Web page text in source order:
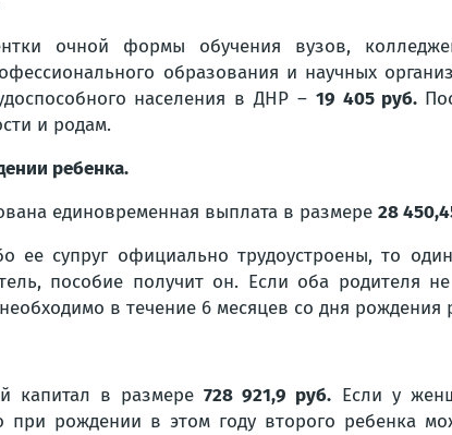
очной формы обучения вузов,
образования и научных
населения в ДНР – 19 405 руб.
и родам.
ребенка.
единовременная выплата в размере 28
ее супруг официально трудоустроены, то
пособие получит он. Если оба родителя
в течение 6 месяцев со дня рождения
капитал в размере728 921,9 руб. Если у
рождении в этом году второго ребенка